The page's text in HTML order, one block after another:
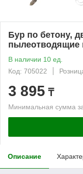
Бур по бетону,
пылеотводящие
В наличии 10 ед.
Код: 705022
3 895 ₸
Минимальная сумма
Описание